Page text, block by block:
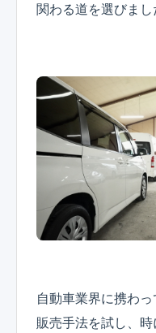
関わる道を選びまし
自動車業界に携わ
販売手法を試し、時